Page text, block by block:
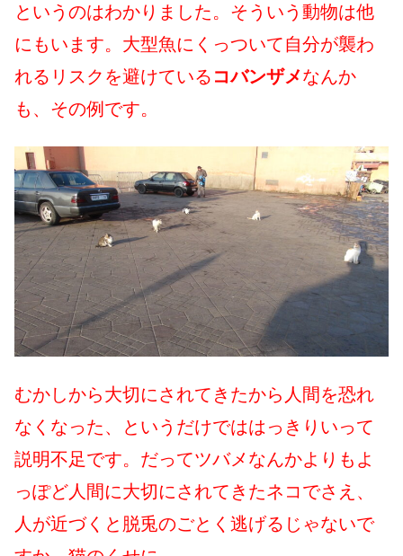
というのはわかりました。そういう動物は他
にもいます。大型魚にくっついて自分が襲わ
れるリスクを避けている コバンザメなんか
も、その例です。
むかしから大切にされてきたから人間を恐れ
なくなった、というだけでははっきりいって
説明不足です。だってツバメなんかよりもよ
っぽど人間に大切にされてきたネコでさえ、
人が近づくと脱兎のごとく逃げるじゃないで